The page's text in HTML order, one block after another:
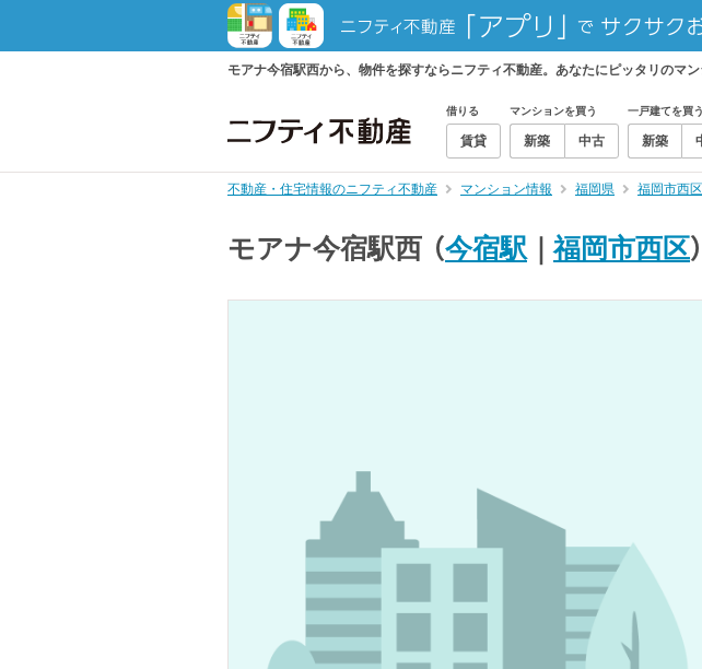
モアナ今宿駅西から、物件を探すならニフティ不動産。あなたにピッタリのマン
借りる
賃貸
マンションを買う
新築 中古
一戸建てを買う
新築
不動産・住宅情報のニフティ不動産 マンション情報 福岡県 福岡市西区
モアナ今宿駅西 （今宿駅 ｜福岡市西区）